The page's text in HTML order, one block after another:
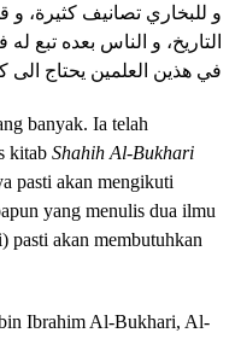
و للبخاري تصانيف كثيرة،
التاريخ، و الناس بعده تبع
في هذين العلمين يحتاج الى
banyak. Ia telah
kitab Shahih Al-Bukhari
pasti akan mengikuti
yang menulis dua ilmu
pasti akan membutuhkan
Ibrahim Al-Bukhari, Al-